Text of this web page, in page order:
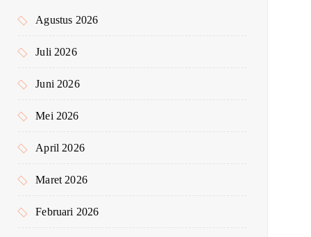
:
Agustus 2026
Juli 2026
Juni 2026
Mei 2026
April 2026
Maret 2026
Februari 2026